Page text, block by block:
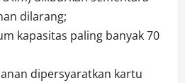
dilarang;
kapasitas paling banyak 70
dipersyaratkan kartu